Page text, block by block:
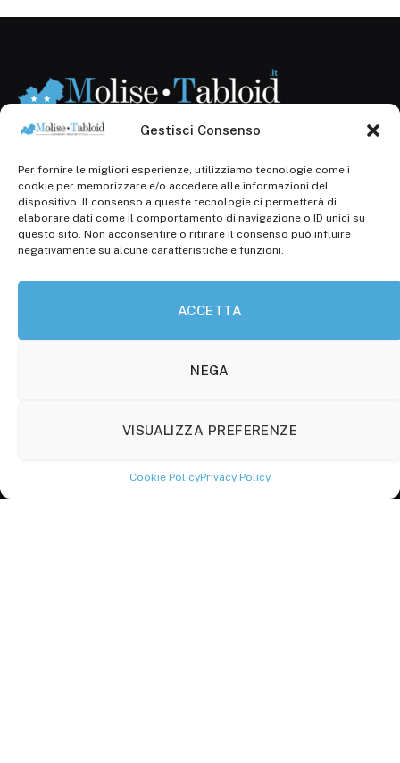
Gestisci Consenso
Per fornire le migliori esperienze, utilizziamo tecnologie come i
cookie per memorizzare e/o accedere alle informazioni del
dispositivo. Il consenso a queste tecnologie ci permetterà di
elaborare dati come il comportamento di navigazione o ID unici su
questo sito. Non acconsentire o ritirare il consenso può influire
negativamente su alcune caratteristiche e funzioni.
ACCETTA
NEGA
VISUALIZZA PREFERENZE
Cookie PolicyPrivacy Policy
Registr. presso il Tribunale di Campobasso: 3/2013 del
14.11.2013, Cron. 1254
Roc: iscrizione n° 25549 (Prot. 1138/com/15 del
30.04.2015)
P.Iva: 01707150700